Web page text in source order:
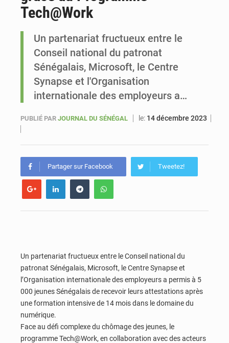
Tech@Work
Un partenariat fructueux entre le
Conseil national du patronat
Sénégalais, Microsoft, le Centre
Synapse et l'Organisation
internationale des employeurs a…
PUBLIÉ PAR JOURNAL DU SÉNÉGAL le: 14 décembre 2023
Partager sur Facebook Tweetez!
Un partenariat fructueux entre le Conseil national du
patronat Sénégalais, Microsoft, le Centre Synapse et
l’Organisation internationale des employeurs a permis à 5
000 jeunes Sénégalais de recevoir leurs attestations après
une formation intensive de 14 mois dans le domaine du
numérique.
Face au défi complexe du chômage des jeunes, le
programme Tech@Work, en collaboration avec des acteurs